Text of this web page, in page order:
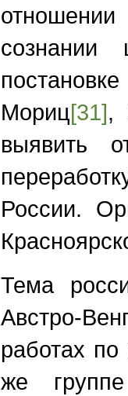
сознании
Мориц[31],
выявить
России.
Тема
Австро-
работах
же